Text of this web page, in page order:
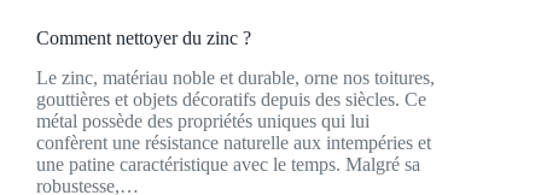
Comment nettoyer du zinc ?
Le zinc, matériau noble et durable, orne nos toitures,
gouttières et objets décoratifs depuis des siècles. Ce
métal possède des propriétés uniques qui lui
confèrent une résistance naturelle aux intempéries et
une patine caractéristique avec le temps. Malgré sa
robustesse,…